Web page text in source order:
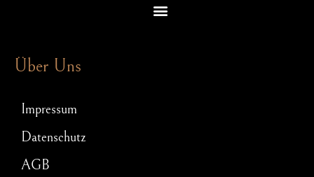
Über Uns
Impressum
Datenschutz
AGB